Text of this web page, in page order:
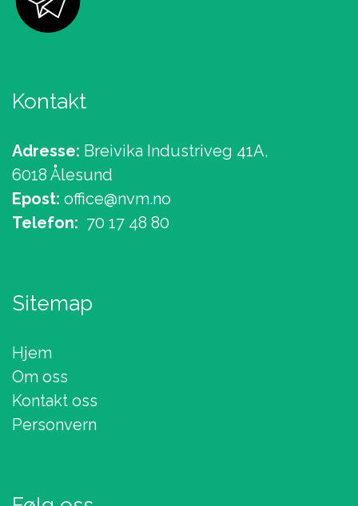
Kontakt
Adresse: Breivika Industriveg 41A,
6018 Ålesund
Epost: office@nvm.no
Telefon: 70 17 48 80
Sitemap
Hjem
Om oss
Kontakt oss
Personvern